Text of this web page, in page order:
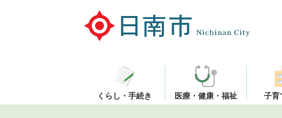
くらし・手続き 医療・健康・福祉 子育